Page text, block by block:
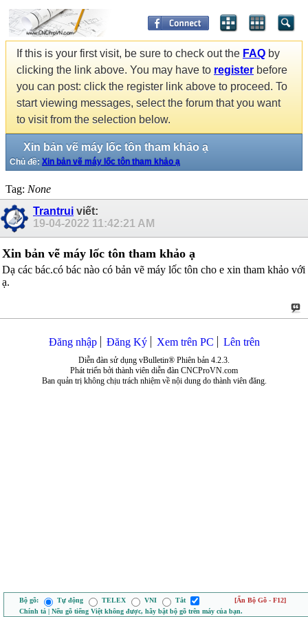
If this is your first visit, be sure to check out the FAQ by
clicking the link above. You may have to register before
you can post: click the register link above to proceed. To
start viewing messages, select the forum that you want
to visit from the selection below.
Xin bản vẽ máy lốc tôn tham khảo ạ
Chủ đề: Xin bản vẽ máy lốc tôn tham khảo ạ
Tag: None
Trantrui viết:
19-04-2022 11:42:21 AM
Xin bản vẽ máy lốc tôn tham khảo ạ
Dạ các bác.có bác nào có bản vẽ máy lốc tôn cho e xin tham khảo với
ạ.
Đăng nhập Đăng Ký Xem trên PC Lên trên
Diễn đàn sử dụng vBulletin® Phiên bản 4.2.3.
Phát triển bởi thành viên diễn đàn CNCProVN.com
Ban quản trị không chịu trách nhiệm về nội dung do thành viên đăng.
Bộ gõ: Tự động TELEX VNI Tắt
[Ẩn Bộ Gõ - F12]
Chính tả | Nếu gõ tiếng Việt không được, hãy bật bộ gõ trên máy của bạn.